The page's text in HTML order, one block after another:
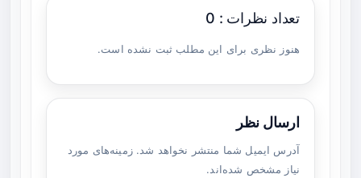
تعداد نظرات : 0
هنوز نظری برای این مطلب ثبت نشده است.
ارسال نظر
آدرس ایمیل شما منتشر نخواهد شد. زمینه‌های مورد
نیاز مشخص شده‌اند.